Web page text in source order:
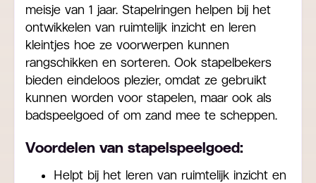
meisje van 1 jaar. Stapelringen helpen bij het
ontwikkelen van ruimtelijk inzicht en leren
kleintjes hoe ze voorwerpen kunnen
rangschikken en sorteren. Ook stapelbekers
bieden eindeloos plezier, omdat ze gebruikt
kunnen worden voor stapelen, maar ook als
badspeelgoed of om zand mee te scheppen.
Voordelen van stapelspeelgoed:
Helpt bij het leren van ruimtelijk inzicht en